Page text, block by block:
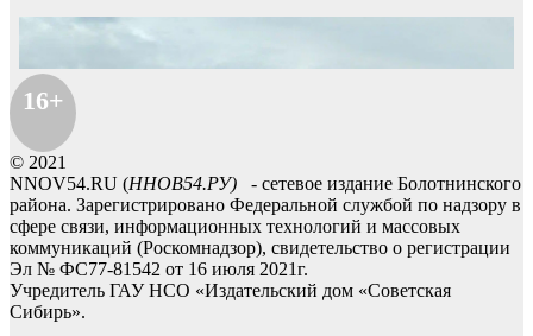
16+
© 2021
NNOV54.RU (ННОВ54.РУ) - сетевое издание Болотнинского
района. Зарегистрировано Федеральной службой по надзору в
сфере связи, информационных технологий и массовых
коммуникаций (Роскомнадзор), свидетельство о регистрации
Эл № ФС77-81542 от 16 июля 2021г.
Учредитель ГАУ НСО «Издательский дом «Советская
Сибирь».